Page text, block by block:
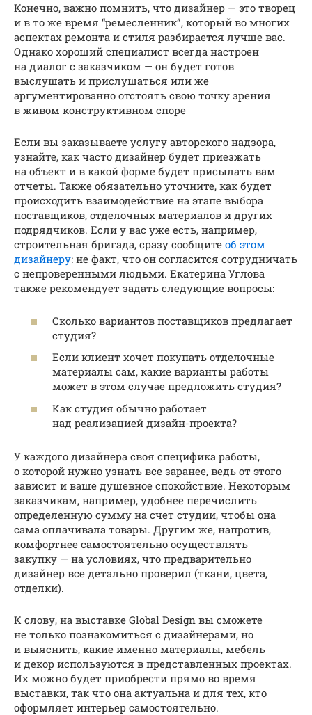
Конечно, важно помнить, что дизайнер — это творец
и в то же время “ремесленник”, который во многих
аспектах ремонта и стиля разбирается лучше вас.
Однако хороший специалист всегда настроен
на диалог с заказчиком — он будет готов
выслушать и прислушаться или же
аргументированно отстоять свою точку зрения
в живом конструктивном споре
Если вы заказываете услугу авторского надзора,
узнайте, как часто дизайнер будет приезжать
на объект и в какой форме будет присылать вам
отчеты. Также обязательно уточните, как будет
происходить взаимодействие на этапе выбора
поставщиков, отделочных материалов и других
подрядчиков. Если у вас уже есть, например,
строительная бригада, сразу сообщите об этом
дизайнеру: не факт, что он согласится сотрудничать
с непроверенными людьми. Екатерина Углова
также рекомендует задать следующие вопросы:
Сколько вариантов поставщиков предлагает
студия?
Если клиент хочет покупать отделочные
материалы сам, какие варианты работы
может в этом случае предложить студия?
Как студия обычно работает
над реализацией дизайн-проекта?
У каждого дизайнера своя специфика работы,
о которой нужно узнать все заранее, ведь от этого
зависит и ваше душевное спокойствие. Некоторым
заказчикам, например, удобнее перечислить
определенную сумму на счет студии, чтобы она
сама оплачивала товары. Другим же, напротив,
комфортнее самостоятельно осуществлять
закупку — на условиях, что предварительно
дизайнер все детально проверил (ткани, цвета,
отделки).
К слову, на выставке Global Design вы сможете
не только познакомиться с дизайнерами, но
и выяснить, какие именно материалы, мебель
и декор используются в представленных проектах.
Их можно будет приобрести прямо во время
выставки, так что она актуальна и для тех, кто
оформляет интерьер самостоятельно.